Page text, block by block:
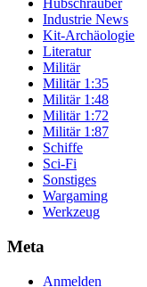
Hubschrauber
Industrie News
Kit-Archäologie
Literatur
Militär
Militär 1:35
Militär 1:48
Militär 1:72
Militär 1:87
Schiffe
Sci-Fi
Sonstiges
Wargaming
Werkzeug
Meta
Anmelden